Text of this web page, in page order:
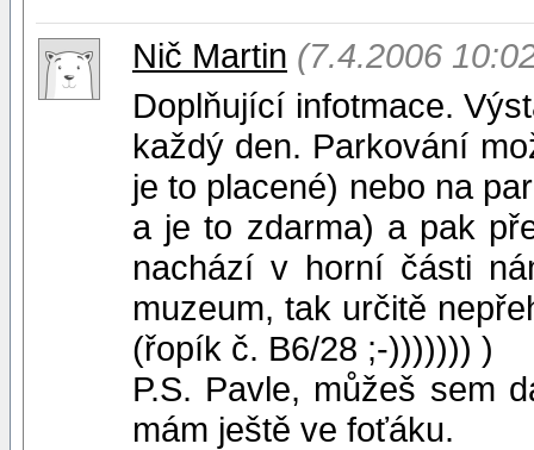
Nič Martin (7.4.2006
Doplňující infotmace.
každý den. Parkování
je to placené) nebo na
a je to zdarma) a pak
nachází v horní části
muzeum, tak určitě
(řopík č. B6/28 ;-))))))) )
P.S. Pavle, můžeš sem
mám ještě ve foťáku.